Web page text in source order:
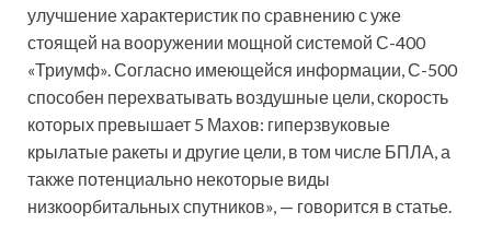
улучшение характеристик по сравнению с уже
стоящей на вооружении мощной системой С-400
«Триумф». Согласно имеющейся информации, С-500
способен перехватывать воздушные цели, скорость
которых превышает 5 Махов: гиперзвуковые
крылатые ракеты и другие цели, в том числе БПЛА, а
также потенциально некоторые виды
низкоорбитальных спутников», — говорится в статье.